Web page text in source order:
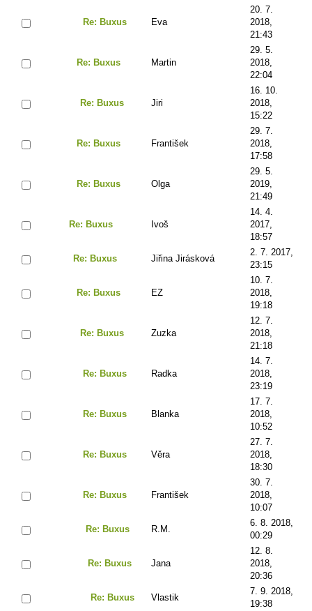
Re: Buxus Eva
20. 7.
2018,
21:43
Re: Buxus Martin
29. 5.
2018,
22:04
Re: Buxus Jiri
16. 10.
2018,
15:22
Re: Buxus František
29. 7.
2018,
17:58
Re: Buxus Olga
29. 5.
2019,
21:49
Re: Buxus Ivoš
14. 4.
2017,
18:57
Re: Buxus Jiřina Jirásková
2. 7. 2017,
23:15
Re: Buxus EZ
10. 7.
2018,
19:18
Re: Buxus Zuzka
12. 7.
2018,
21:18
Re: Buxus Radka
14. 7.
2018,
23:19
Re: Buxus Blanka
17. 7.
2018,
10:52
Re: Buxus Věra
27. 7.
2018,
18:30
Re: Buxus František
30. 7.
2018,
10:07
Re: Buxus R.M.
6. 8. 2018,
00:29
Re: Buxus Jana
12. 8.
2018,
20:36
Re: Buxus Vlastik
7. 9. 2018,
19:38